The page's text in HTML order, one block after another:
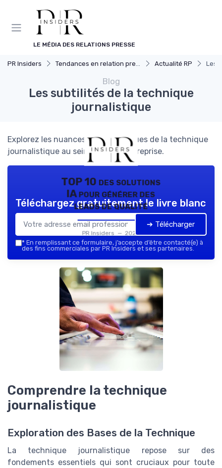
LE MÉDIA DES RELATIONS PRESSE
PR Insiders Tendances en relation presse Actualité RP Les
Blog
Les subtilités de la technique
journalistique
Explorez les nuances et défis uniques de la technique
journalistique au sein de notre entreprise.
TOP 10 des solutions
IA pour générer des
leads de qualité
PR Insiders — 2026
Téléchargez gratuitement le livre blanc
➔ Télécharger
* En remplissant ce formulaire, j’accepte d’être contacté(e) à
des fins commerciales par PR Insiders et ses partenaires.
Comprendre la technique
journalistique
Exploration des Bases de la Technique
La technique journalistique repose sur des
fondements essentiels qui sont cruciaux pour toute